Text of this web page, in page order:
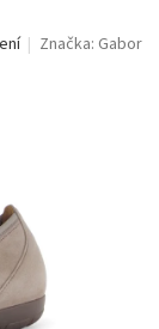
Značka: Gabor